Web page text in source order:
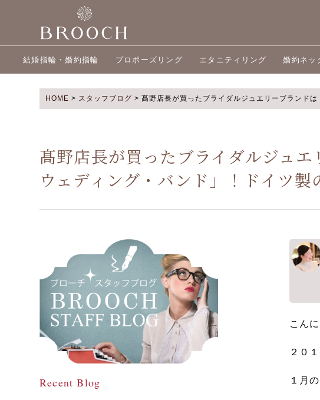
結婚指輪・婚約指輪 プロポーズリング エタニティリング 婚約ネッ
HOME > スタッフブログ > 髙野店長が買ったブライダルジュエリーブランド
髙野店長が買ったブライダルジュ
ウェディング・バンド」！ドイツ
Recent Blog
こん
２０
１月